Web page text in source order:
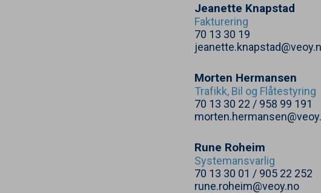
Jeanette Knapstad
Fakturering
70 13 30 19
Morten Hermansen
Trafikk, Bil og Flåtestyring
70 13 30 22 / 958 99 191
Rune Roheim
Systemansvarlig
70 13 30 01 / 905 22 252
rune.roheim@veoy.no